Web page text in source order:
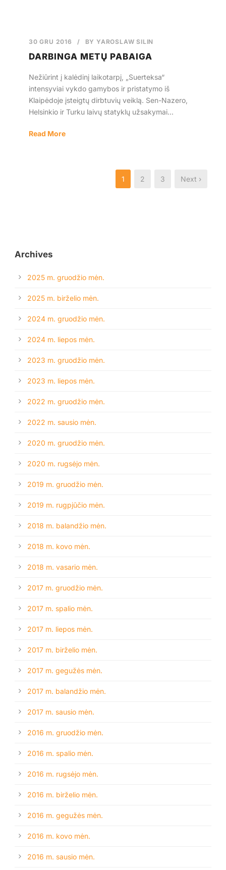
30 GRU 2016 / BYYAROSLAW SILIN
DARBINGA METŲ PABAIGA
Nežiūrint į kalėdinį laikotarpį, „Suerteksa“
intensyviai vykdo gamybos ir pristatymo iš
Klaipėdoje įsteigtų dirbtuvių veiklą. Sen-Nazero,
Helsinkio ir Turku laivų statyklų užsakymai...
Read More
1 2 3 Next ›
Archives
2025 m. gruodžio mėn.
2025 m. birželio mėn.
2024 m. gruodžio mėn.
2024 m. liepos mėn.
2023 m. gruodžio mėn.
2023 m. liepos mėn.
2022 m. gruodžio mėn.
2022 m. sausio mėn.
2020 m. gruodžio mėn.
2020 m. rugsėjo mėn.
2019 m. gruodžio mėn.
2019 m. rugpjūčio mėn.
2018 m. balandžio mėn.
2018 m. kovo mėn.
2018 m. vasario mėn.
2017 m. gruodžio mėn.
2017 m. spalio mėn.
2017 m. liepos mėn.
2017 m. birželio mėn.
2017 m. gegužės mėn.
2017 m. balandžio mėn.
2017 m. sausio mėn.
2016 m. gruodžio mėn.
2016 m. spalio mėn.
2016 m. rugsėjo mėn.
2016 m. birželio mėn.
2016 m. gegužės mėn.
2016 m. kovo mėn.
2016 m. sausio mėn.